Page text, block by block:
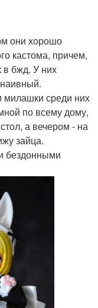
они хорошо
кастома, причем,
в бжд. У них
милашки среди них
по всему дому,
а вечером - на
зайца.
бездонными